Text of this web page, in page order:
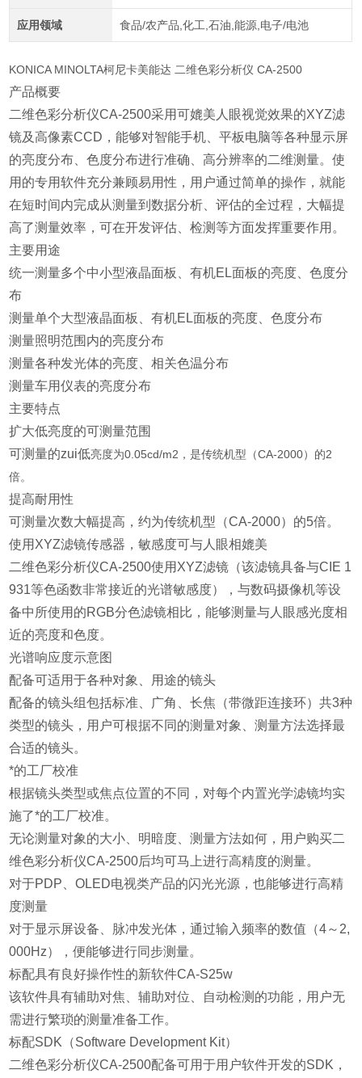
应用领域 食品/农产品,化工,石油,能源,电子/电池
KONICA MINOLTA柯尼卡美能达 二维色彩分析仪 CA-2500
产品概要
二维色彩分析仪CA-2500采用可媲美人眼视觉效果的XYZ滤
镜及高像素CCD，能够对智能手机、平板电脑等各种显示屏
的亮度分布、色度分布进行准确、高分辨率的二维测量。使
用的专用软件充分兼顾易用性，用户通过简单的操作，就能
在短时间内完成从测量到数据分析、评估的全过程，大幅提
高了测量效率，可在开发评估、检测等方面发挥重要作用。
主要用途
统一测量多个中小型液晶面板、有机EL面板的亮度、色度分
布
测量单个大型液晶面板、有机EL面板的亮度、色度分布
测量照明范围内的亮度分布
测量各种发光体的亮度、相关色温分布
测量车用仪表的亮度分布
主要特点
扩大低亮度的可测量范围
可测量的zui低亮度为0.05cd/m2，是传统机型（CA-2000）的2
倍。
提高耐用性
可测量次数大幅提高，约为传统机型（CA-2000）的5倍。
使用XYZ滤镜传感器，敏感度可与人眼相媲美
二维色彩分析仪CA-2500使用XYZ滤镜（该滤镜具备与CIE 1
931等色函数非常接近的光谱敏感度），与数码摄像机等设
备中所使用的RGB分色滤镜相比，能够测量与人眼感光度相
近的亮度和色度。
光谱响应度示意图
配备可适用于各种对象、用途的镜头
配备的镜头组包括标准、广角、长焦（带微距连接环）共3种
类型的镜头，用户可根据不同的测量对象、测量方法选择最
合适的镜头。
*的工厂校准
根据镜头类型或焦点位置的不同，对每个内置光学滤镜均实
施了*的工厂校准。
无论测量对象的大小、明暗度、测量方法如何，用户购买二
维色彩分析仪CA-2500后均可马上进行高精度的测量。
对于PDP、OLED电视类产品的闪光光源，也能够进行高精
度测量
对于显示屏设备、脉冲发光体，通过输入频率的数值（4～2,
000Hz），便能够进行同步测量。
标配具有良好操作性的新软件CA-S25w
该软件具有辅助对焦、辅助对位、自动检测的功能，用户无
需进行繁琐的测量准备工作。
标配SDK（Software Development Kit）
二维色彩分析仪CA-2500配备可用于用户软件开发的SDK，